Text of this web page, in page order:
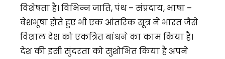
विशेषता है। विभिन्न जाति, पंथ – संप्रदाय, भाषा –
वेशभूषा होते हुए भी एक आंतरिक सूत्र ने भारत जैसे
विशाल देश को एकत्रित बांधने का काम किया है।
देश की इसी सुंदरता को सुशोभित किया है अपने